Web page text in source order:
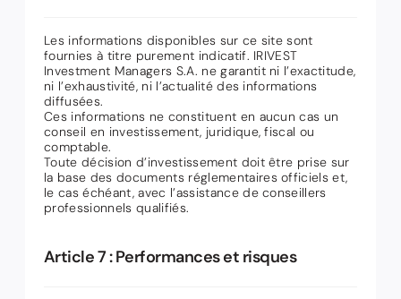
Les informations disponibles sur ce site sont
fournies à titre purement indicatif. IRIVEST
Investment Managers S.A. ne garantit ni l’exactitude,
ni l’exhaustivité, ni l’actualité des informations
diffusées.
Ces informations ne constituent en aucun cas un
conseil en investissement, juridique, fiscal ou
comptable.
Toute décision d’investissement doit être prise sur
la base des documents réglementaires officiels et,
le cas échéant, avec l’assistance de conseillers
professionnels qualifiés.
Article 7 : Performances et risques